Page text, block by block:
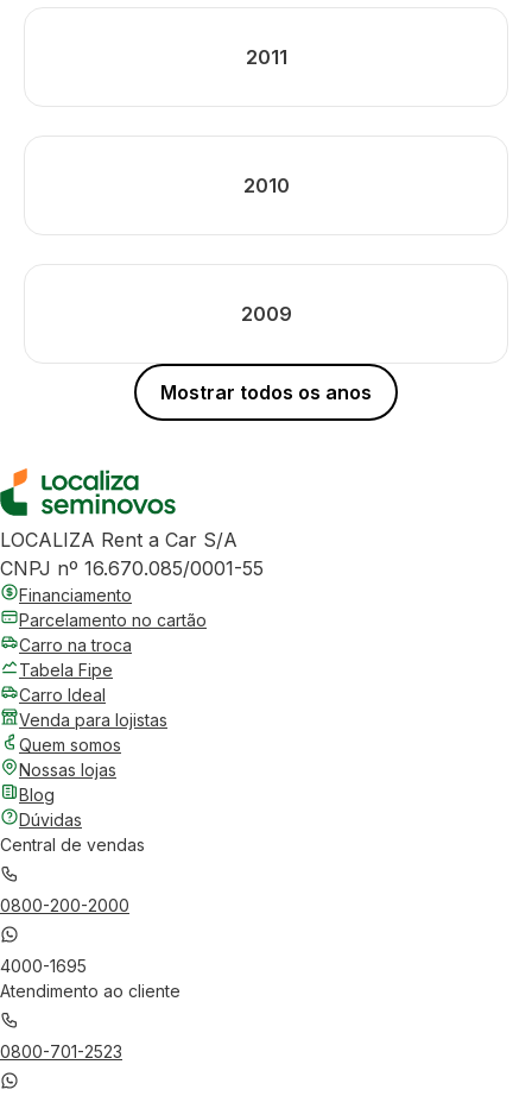
2011
2010
2009
Mostrar todos os anos
LOCALIZA Rent a Car S/A
CNPJ nº 16.670.085/0001-55
Financiamento
Parcelamento no cartão
Carro na troca
Tabela Fipe
Carro Ideal
Venda para lojistas
Quem somos
Nossas lojas
Blog
Dúvidas
Central de vendas
0800-200-2000
4000-1695
Atendimento ao cliente
0800-701-2523